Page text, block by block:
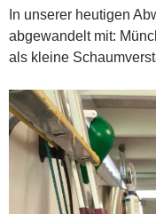
In unserer heutigen
abgewandelt mit:
als kleine